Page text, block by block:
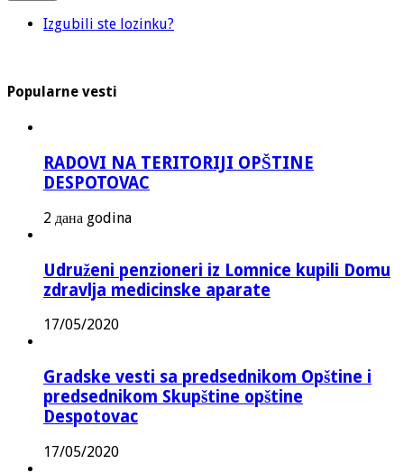
Izgubili ste lozinku?
Popularne vesti
RADOVI NA TERITORIJI OPŠTINE
DESPOTOVAC
2 дана godina
Udruženi penzioneri iz Lomnice kupili Domu
zdravlja medicinske aparate
17/05/2020
Gradske vesti sa predsednikom Opštine i
predsednikom Skupštine opštine
Despotovac
17/05/2020